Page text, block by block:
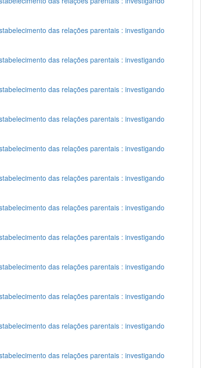
das relações parentais : investigando
das relações parentais : investigando
das relações parentais : investigando
das relações parentais : investigando
das relações parentais : investigando
das relações parentais : investigando
das relações parentais : investigando
das relações parentais : investigando
das relações parentais : investigando
das relações parentais : investigando
das relações parentais : investigando
das relações parentais : investigando